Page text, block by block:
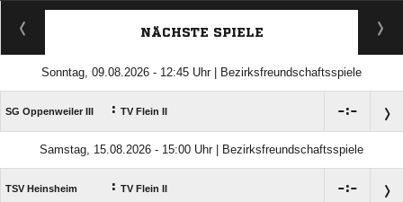
ANZEIGE
NÄCHSTE SPIELE
Sonntag, 09.08.2026 - 12:45 Uhr | Bezirksfreundschaftsspiele
SG Oppenweiler III : TV Flein II :
Samstag, 15.08.2026 - 15:00 Uhr | Bezirksfreundschaftsspiele
TSV Heinsheim : TV Flein II :